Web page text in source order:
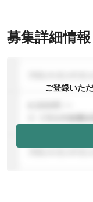
募集詳細情報
ご登録いた